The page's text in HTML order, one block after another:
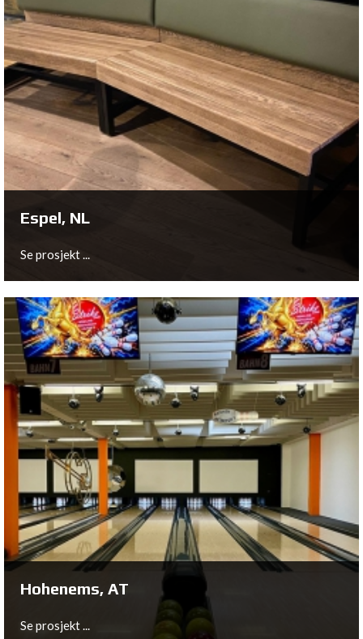
Olching, DE
Se prosjekt ...
Espel, NL
Se prosjekt ...
Espel, NL
Se prosjekt ...
Hohenems, AT
Se prosjekt ...